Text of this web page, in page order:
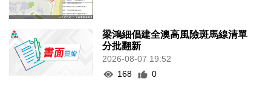
梁鴻細倡建全澳高風險斑馬線清單
分批翻新
2026-08-07 19:52
168
0